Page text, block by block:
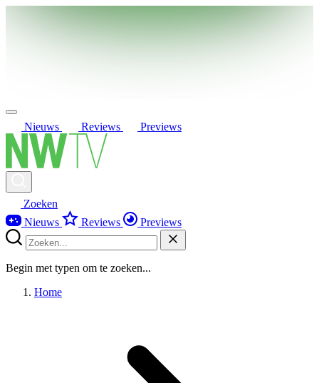
Nieuws Reviews Previews
Zoeken
Nieuws
Reviews Previews
Begin met typen om te zoeken...
Home